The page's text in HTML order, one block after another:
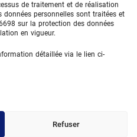
de traitement et de réalisation
personnelles sont traitées et
sur la protection des données
en vigueur.
détaillée via le lien ci-
Refuser
laser